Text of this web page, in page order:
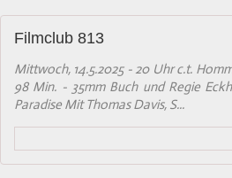
Filmclub 813
Mittwoch, 14.5.2025 - 20 Uhr c.t.
98 Min. - 35mm Buch und Regie
Paradise Mit Thomas Davis, S...